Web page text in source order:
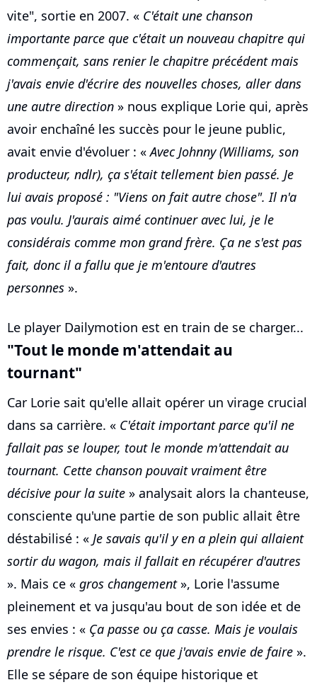
vite", sortie en 2007. « C'était une chanson
importante parce que c'était un nouveau chapitre qui
commençait, sans renier le chapitre précédent mais
j'avais envie d'écrire des nouvelles choses, aller dans
une autre direction » nous explique Lorie qui, après
avoir enchaîné les succès pour le jeune public,
avait envie d'évoluer : «Avec Johnny (Williams, son
producteur, ndlr), ça s'était tellement bien passé. Je
lui avais proposé : "Viens on fait autre chose". Il n'a
pas voulu. J'aurais aimé continuer avec lui, je le
considérais comme mon grand frère. Ça ne s'est pas
fait, donc il a fallu que je m'entoure d'autres
personnes ».
Le player Dailymotion est en train de se charger...
"Tout le monde m'attendait au
tournant"
Car Lorie sait qu'elle allait opérer un virage crucial
dans sa carrière. « C'était important parce qu'il ne
fallait pas se louper, tout le monde m'attendait au
tournant. Cette chanson pouvait vraiment être
décisive pour la suite » analysait alors la chanteuse,
consciente qu'une partie de son public allait être
déstabilisé : « Je savais qu'il y en a plein qui allaient
sortir du wagon, mais il fallait en récupérer d'autres
». Mais ce « gros changement», Lorie l'assume
pleinement et va jusqu'au bout de son idée et de
ses envies : « Ça passe ou ça casse. Mais je voulais
prendre le risque. C'est ce que j'avais envie de faire ».
Elle se sépare de son équipe historique et